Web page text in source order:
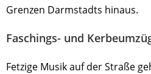
Grenzen Darmstadts hinaus.
Faschings- und
Fetzige Musik auf der Straße